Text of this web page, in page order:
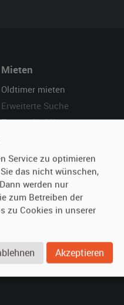
Mieten
Oldtimer mieten
Erweiterte Suche
Fragen für Mieter
Hilfe
Häufige Fragen (FAQ)
So funktioniert's
Service zu optimieren
das nicht wünschen,
werden nur
zum Betreiben der
zu Cookies in unserer
Akzeptieren